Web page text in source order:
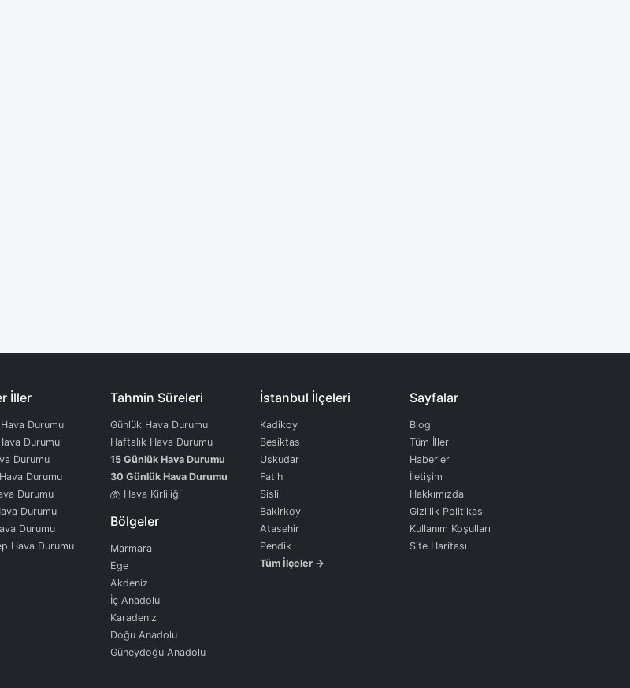
İller
Durumu
Durumu
Durumu
Durumu
Durumu
Durumu
Durumu
Hava Durumu
Tahmin Süreleri
Günlük Hava Durumu
Haftalık Hava Durumu
15 Günlük Hava Durumu
30 Günlük Hava Durumu
Hava Kirliliği
Bölgeler
Marmara
Ege
Akdeniz
İç Anadolu
Karadeniz
Doğu Anadolu
Güneydoğu Anadolu
İstanbul İlçeleri
Kadikoy
Besiktas
Uskudar
Fatih
Sisli
Bakirkoy
Atasehir
Pendik
Tüm İlçeler →
Sayfalar
Blog
Tüm İller
Haberler
İletişim
Hakkımızda
Gizlilik Politikası
Kullanım Koşulları
Site Haritası